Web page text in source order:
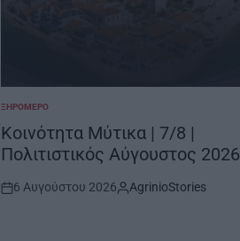
POSTED
IN
ΞΗΡΟΜΕΡΟ
Κοινότητα Μύτικα | 7/8 |
Πολιτιστικός Αύγουστος 2026
Post
6 Αυγούστου 2026
By:
AgrinioStories